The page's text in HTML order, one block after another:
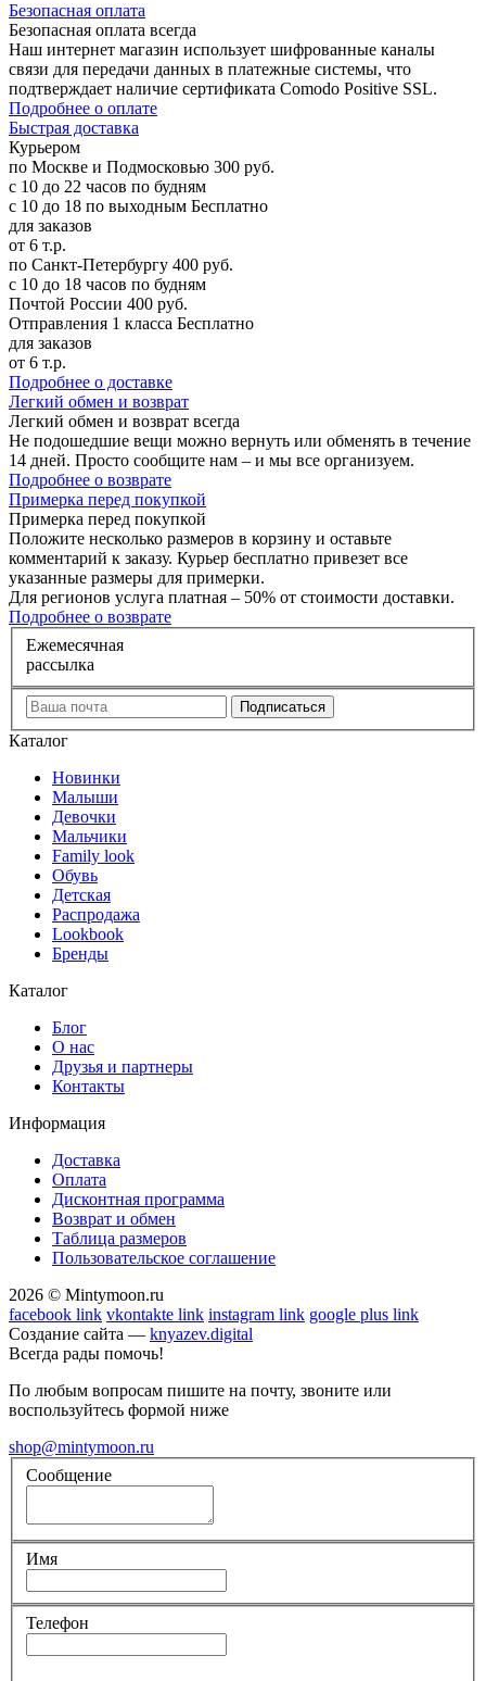
Безопасная оплата
Безопасная оплата всегда
Наш интернет магазин использует шифрованные каналы
связи для передачи данных в платежные системы, что
подтверждает наличие сертификата Comodo Positive SSL.
Подробнее о оплате
Быстрая доставка
Курьером
по Москве и Подмосковью 300 руб.
с 10 до 22 часов по будням
с 10 до 18 по выходным Бесплатно
для заказов
от 6 т.р.
по Санкт-Петербургу 400 руб.
с 10 до 18 часов по будням
Почтой России 400 руб.
Отправления 1 класса Бесплатно
для заказов
от 6 т.р.
Подробнее о доставке
Легкий обмен и возврат
Легкий обмен и возврат всегда
Не подошедшие вещи можно вернуть или обменять в течение
14 дней. Просто сообщите нам – и мы все организуем.
Подробнее о возврате
Примерка перед покупкой
Примерка перед покупкой
Положите несколько размеров в корзину и оставьте
комментарий к заказу. Курьер бесплатно привезет все
указанные размеры для примерки.
Для регионов услуга платная – 50% от стоимости доставки.
Подробнее о возврате
Ежемесячная
рассылка
Каталог
Новинки
Малыши
Девочки
Мальчики
Family look
Обувь
Детская
Распродажа
Lookbook
Бренды
Каталог
Блог
О нас
Друзья и партнеры
Контакты
Информация
Доставка
Оплата
Дисконтная программа
Возврат и обмен
Таблица размеров
Пользовательское соглашение
2026 © Mintymoon.ru
facebook link vkontakte link instagram link google plus link
Создание сайта — knyazev.digital
Всегда рады помочь!
По любым вопросам пишите на почту, звоните или
воспользуйтесь формой ниже
shop@mintymoon.ru
Сообщение
Имя
Телефон